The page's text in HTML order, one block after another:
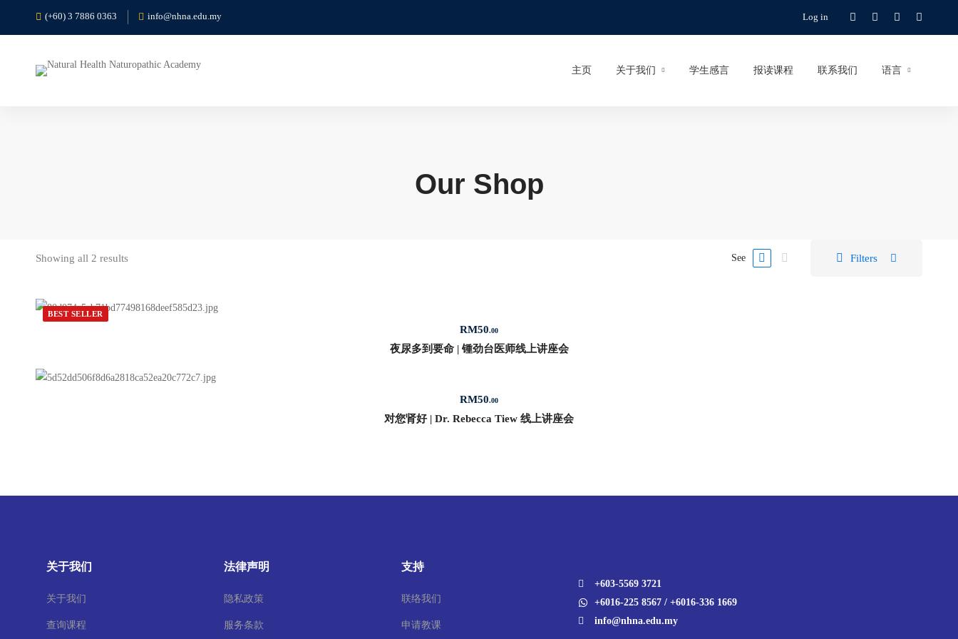
(+60) 3 7886 0363 info@nhna.edu.my Log in
主页 关于我们 学生感言 报读课程 联系我们 语言
Our Shop
Showing all 2 results See Filters
BEST SELLER
RM50.00
夜尿多到要命 | 锺劲台医师线上讲座会
RM50.00
对您肾好 | Dr. Rebecca Tiew 线上讲座会
关于我们
关于我们
查询课程
法律声明
隐私政策
服务条款
支持
联络我们
申请教课
+603-5569 3721
+6016-225 8567 / +6016-336 1669
info@nhna.edu.my